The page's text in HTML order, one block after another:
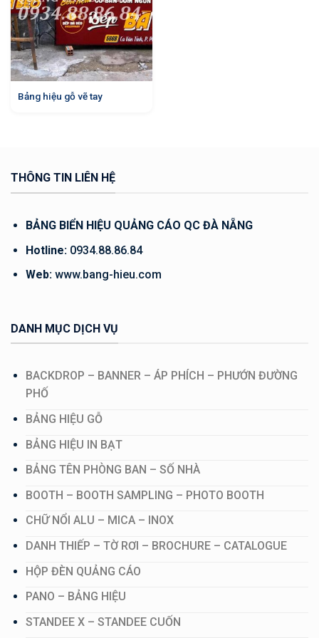
Bảng hiệu gỗ vẽ tay
THÔNG TIN LIÊN HỆ
BẢNG BIỂN HIỆU QUẢNG CÁO QC ĐÀ NẴNG
Hotline:0934.88.86.84
Web:www.bang-hieu.com
DANH MỤC DỊCH VỤ
BACKDROP – BANNER – ÁP PHÍCH – PHƯỚN ĐƯỜNG
PHỐ
BẢNG HIỆU GỖ
BẢNG HIỆU IN BẠT
BẢNG TÊN PHÒNG BAN – SỐ NHÀ
BOOTH – BOOTH SAMPLING – PHOTO BOOTH
CHỮ NỔI ALU – MICA – INOX
DANH THIẾP – TỜ RƠI – BROCHURE – CATALOGUE
HỘP ĐÈN QUẢNG CÁO
PANO – BẢNG HIỆU
STANDEE X – STANDEE CUỐN